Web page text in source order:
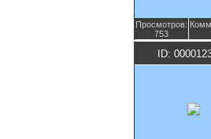
Просмотров:
753
ID: